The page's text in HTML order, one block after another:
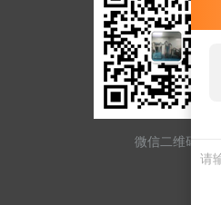
微信二维码